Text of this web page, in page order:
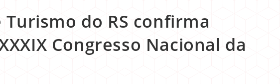
do RS confirma
Congresso Nacional da